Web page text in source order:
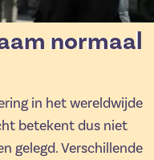
normaal
in het wereldwijde
betekent dus niet
gelegd. Verschillende